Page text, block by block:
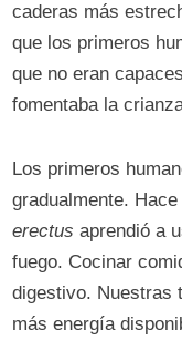
caderas más
que los primeros
que no eran
fomentaba la
Los primeros
gradualmente.
erectus aprendió a
fuego. Cocinar
digestivo. Nuestras
más energía